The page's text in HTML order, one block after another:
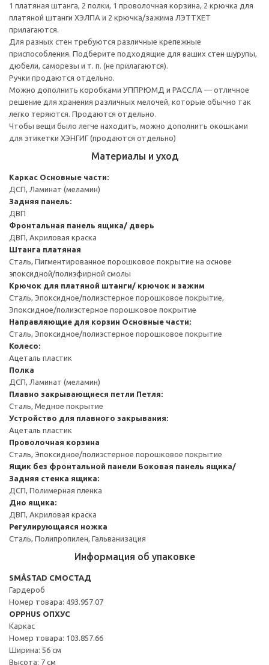
1 платяная штанга, 2 полки, 1 проволочная корзина, 2 крючка для
платяной штанги ХЭЛПА и 2 крючка/зажима ЛЭТТХЕТ
прилагаются.
Для разных стен требуются различные крепежные
приспособления. Подберите подходящие для ваших стен шурупы,
дюбели, саморезы и т. п. (не прилагаются).
Ручки продаются отдельно.
Можно дополнить коробками УППРЮМД и РАССЛА — отличное
решение для хранения различных мелочей, которые обычно так
легко теряются. Продаются отдельно.
Чтобы вещи было легче находить, можно дополнить окошками
для этикетки ХЭНГИГ (продаются отдельно)
Материалы и уход
Каркас Основные части:
ДСП, Ламинат (меламин)
Задняя панель:
ДВП
Фронтальная панель ящика/ дверь
ДВП, Акриловая краска
Штанга платяная
Сталь, Пигментированное порошковое покрытие на основе
эпоксидной/полиэфирной смолы
Крючок для платяной штанги/ крючок и зажим
Сталь, Эпоксидное/полиэстерное порошковое покрытие,
Эпоксидное/полиэстерное порошковое покрытие
Направляющие для корзин Основные части:
Сталь, Эпоксидное/полиэстерное порошковое покрытие
Колесо:
Ацеталь пластик
Полка
ДСП, Ламинат (меламин)
Плавно закрывающиеся петли Петля:
Сталь, Медное покрытие
Устройство для плавного закрывания:
Ацеталь пластик
Проволочная корзина
Сталь, Эпоксидное/полиэстерное порошковое покрытие
Ящик без фронтальной панели Боковая панель ящика/
Задняя стенка ящика:
ДСП, Полимерная пленка
Дно ящика:
ДВП, Акриловая краска
Регулирующаяся ножка
Сталь, Полипропилен, Гальванизация
Информация об упаковке
SMÅSTAD СМОСТАД
Гардероб
Номер товара: 493.957.07
OPPHUS ОПХУС
Каркас
Номер товара: 103.857.66
Ширина: 56 см
Высота: 7 см